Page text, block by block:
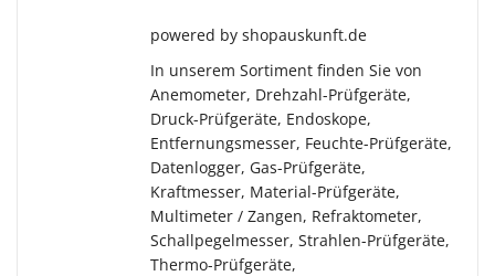
powered by shopauskunft.de
In unserem Sortiment finden Sie von
Anemometer, Drehzahl-Prüfgeräte,
Druck-Prüfgeräte, Endoskope,
Entfernungsmesser, Feuchte-Prüfgeräte,
Datenlogger, Gas-Prüfgeräte,
Kraftmesser, Material-Prüfgeräte,
Multimeter / Zangen, Refraktometer,
Schallpegelmesser, Strahlen-Prüfgeräte,
Thermo-Prüfgeräte,